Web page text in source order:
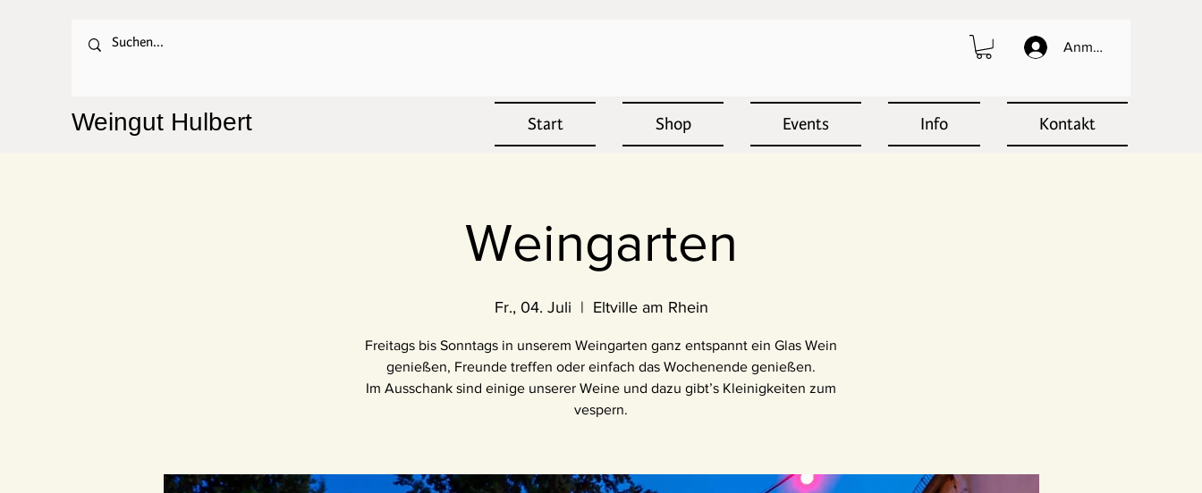
Anmelden
Weingut Hulbert Start Shop Events Info Kontakt
Weingarten
Fr., 04. Juli
  |
Eltville am Rhein
Freitags bis Sonntags in unserem Weingarten ganz entspannt ein Glas Wein
genießen, Freunde treffen oder einfach das Wochenende genießen.
Im Ausschank sind einige unserer Weine und dazu gibt’s Kleinigkeiten zum
vespern.